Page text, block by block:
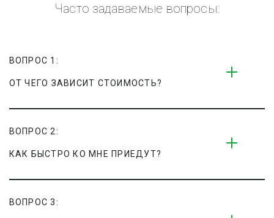
Часто задаваемые вопросы:
ВОПРОС 1:
ОТ ЧЕГО ЗАВИСИТ СТОИМОСТЬ?
ВОПРОС 2:
КАК БЫСТРО КО МНЕ ПРИЕДУТ?
ВОПРОС 3: